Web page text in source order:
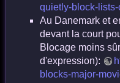
quietly-block-
Au Danemark et
devant la court
Blocage moins
d'expression):
blocks-major-